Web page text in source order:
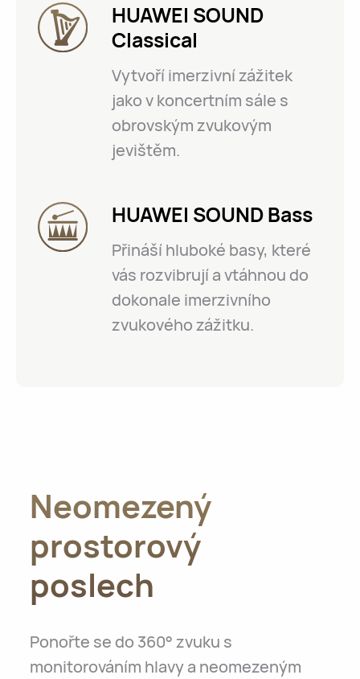
HUAWEI SOUND
Classical
Vytvoří imerzivní zážitek
jako v koncertním sále s
obrovským zvukovým
jevištěm.
HUAWEI SOUND Bass
Přináší hluboké basy, které
vás rozvibrují a vtáhnou do
dokonale imerzivního
zvukového zážitku.
Neomezený
prostorový
poslech
Ponořte se do 360° zvuku s
monitorováním hlavy a neomezeným